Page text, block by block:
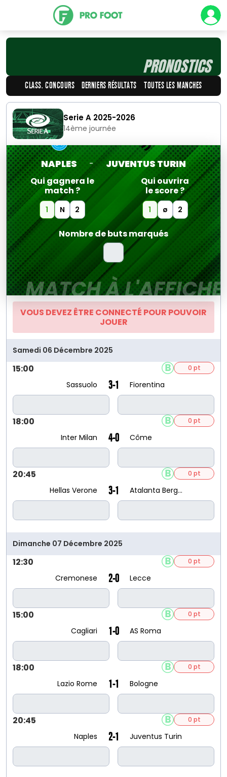
PRONOSTICS
CLASS. CONCOURS DERNIERS RÉSULTATS TOUTES LES MANCHES
Serie A 2025-2026
14ème journée
MATCH À L'AFFICHE
NAPLES - JUVENTUS TURIN
Qui gagnera le
match ?
1 N 2
Qui ouvrira
le score ?
1 ø 2
Nombre de buts marqués
VOUS DEVEZ ÊTRE CONNECTÉ POUR POUVOIR
JOUER
Samedi 06 Décembre 2025
15:00
Sassuolo Fiorentina
3-1
0 pt
18:00
Inter Milan Côme
4-0
0 pt
20:45
Hellas Verone Atalanta Bergame
3-1
0 pt
Dimanche 07 Décembre 2025
12:30
Cremonese Lecce
2-0
0 pt
15:00
Cagliari AS Roma
1-0
0 pt
18:00
Lazio Rome Bologne
1-1
0 pt
20:45
Naples Juventus Turin
2-1
0 pt